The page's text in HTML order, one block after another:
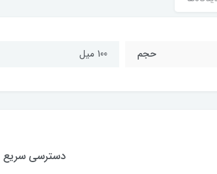
حجم 100 میل
دسترسی سریع